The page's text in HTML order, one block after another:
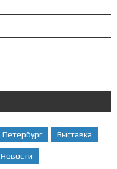
Петербург Выставка
Новости